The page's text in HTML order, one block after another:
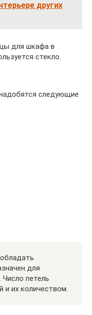
других
для шкафа в
стекло.
следующие
для
петель
и их количеством.